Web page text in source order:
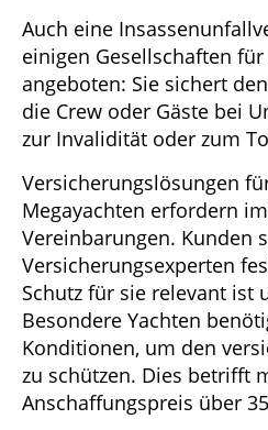
Auch eine
einigen Gesellschaften
angeboten: Sie sichert
die Crew oder Gäste bei
zur Invalidität oder zum
Versicherungslösungen
Megayachten erfordern
Vereinbarungen. Kunden
Versicherungsexperten
Schutz für sie relevant ist
Besondere Yachten
Konditionen, um den
zu schützen. Dies betrifft
Anschaffungspreis über